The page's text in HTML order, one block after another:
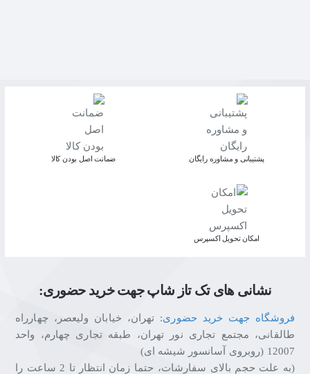
پشتیبانی و مشاوره رایگان ﺿﻤﺎﻧﺖ اﺻﻞ ﺑﻮدن ﮐﺎﻟﺎ
اﻣﮑﺎن ﺗﺤﻮﯾﻞ اﮐﺴﭙﺮس
نشانی های تک تاز شاپ جهت خرید حضوری:
فروشگاه جهت خرید حضوری: تهران، خیابان ولیعصر، چهارراه
طالقانی، مجتمع تجاری نور تهران، طبقه تجاری چهارم، واحد
12007 (روبروی آسانسور شیشه ای)
(به علت حجم بالای سفارشات، حتما زمان انتظار تا 2 ساعت را